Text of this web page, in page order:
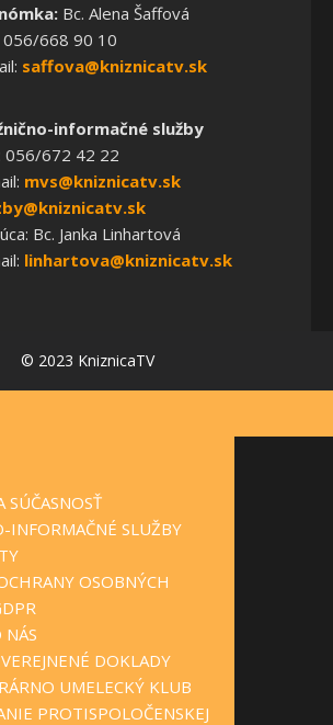
Bc. Alena Šaffová
056/668 90 10
saffova@kniznicatv.sk
informačné služby
056/672 42 22
mvs@kniznicatv.sk
Bc. Janka Linhartová
linhartova@kniznicatv.sk
© 2023 KniznicaTV
SÚČASNOSŤ
INFORMAČNÉ SLUŽBY
OSOBNÝCH
NÁS
DOKLADY
UMELECKÝ KLUB
PROTISPOLOČENSKEJ